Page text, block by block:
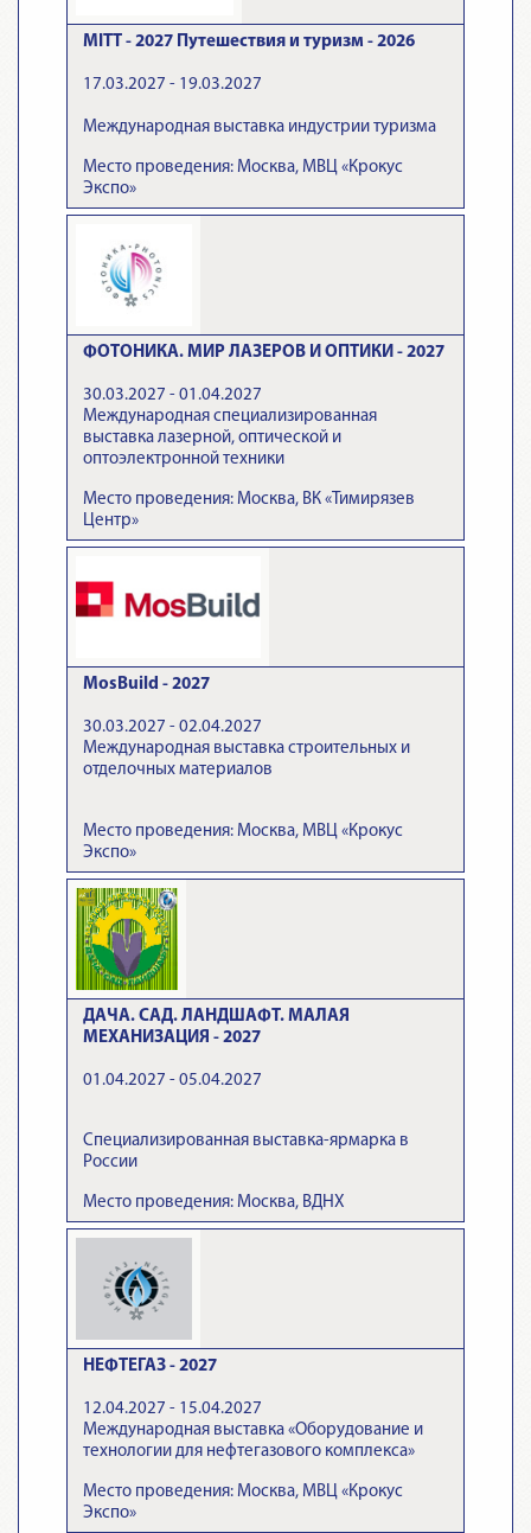
MITT - 2027 Путешествия и туризм - 2026
17.03.2027 - 19.03.2027
Международная выставка индустрии туризма
Место проведения: Москва, МВЦ «Крокус
Экспо»
ФОТОНИКА. МИР ЛАЗЕРОВ И ОПТИКИ - 2027
30.03.2027 - 01.04.2027
Международная специализированная
выставка лазерной, оптической и
оптоэлектронной техники
Место проведения: Москва, ВК «Тимирязев
Центр»
MosBuild - 2027
30.03.2027 - 02.04.2027
Международная выставка строительных и
отделочных материалов
Место проведения: Москва, МВЦ «Крокус
Экспо»
ДАЧА. САД. ЛАНДШАФТ. МАЛАЯ
МЕХАНИЗАЦИЯ - 2027
01.04.2027 - 05.04.2027
Специализированная выставка-ярмарка в
России
Место проведения: Москва, ВДНХ
НЕФТЕГАЗ - 2027
12.04.2027 - 15.04.2027
Международная выставка «Оборудование и
технологии для нефтегазового комплекса»
Место проведения: Москва, МВЦ «Крокус
Экспо»